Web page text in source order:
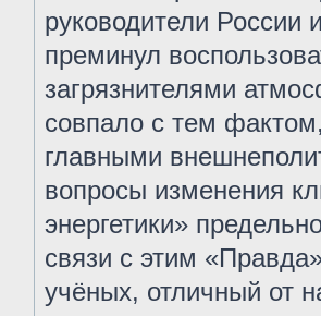
руководители
преминул
загрязнителями
совпало с тем
главными
вопросы изменения
энергетики»
связи с этим
учёных, отличный от